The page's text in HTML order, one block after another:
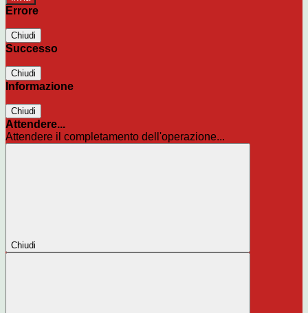
Errore
Chiudi
Successo
Chiudi
Informazione
Chiudi
Attendere...
Attendere il completamento dell'operazione...
Chiudi